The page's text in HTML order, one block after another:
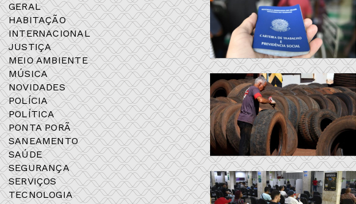
GERAL
HABITAÇÃO
INTERNACIONAL
JUSTIÇA
MEIO AMBIENTE
MÚSICA
NOVIDADES
POLÍCIA
POLÍTICA
PONTA PORÃ
SANEAMENTO
SAÚDE
SEGURANÇA
SERVIÇOS
TECNOLOGIA